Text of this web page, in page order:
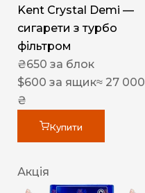
Kent Crystal Demi —
сигарети з турбо
фільтром
₴650 за блок
$600 за ящик≈ 27 000
₴
Купити
Акція